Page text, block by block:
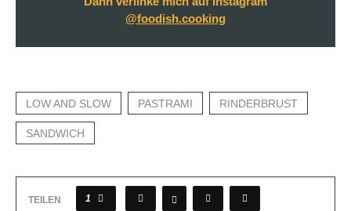
@foodish.cooking
LOW AND SLOW PASTRAMI RINDERBRUST
SANDWICH
TEILEN 1